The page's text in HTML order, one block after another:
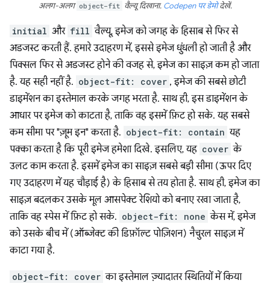
अलग-अलग object-fit वैल्यू दिखाना. Codepen पर डेमोदेखें.
initial और fill वैल्यू, इमेज को जगह के हिसाब से फिर से
अडजस्ट करती हैं. हमारे उदाहरण में, इससे इमेज धुंधली हो जाती है और
पिक्सल फिर से अडजस्ट होने की वजह से, इमेज का साइज़ कम हो जाता
है. यह सही नहीं है. object-fit: cover , इमेज की सबसे छोटी
डाइमेंशन का इस्तेमाल करके जगह भरता है. साथ ही, इस डाइमेंशन के
आधार पर इमेज को काटता है, ताकि वह इसमें फ़िट हो सके. यह सबसे
कम सीमा पर "ज़ूम इन" करता है. object-fit: contain यह
पक्का करता है कि पूरी इमेज हमेशा दिखे. इसलिए, यह cover के
उलट काम करता है. इसमें इमेज का साइज़ सबसे बड़ी सीमा (ऊपर दिए
गए उदाहरण में यह चौड़ाई है) के हिसाब से तय होता है. साथ ही, इमेज का
साइज़ बदलकर उसके मूल आसपेक्ट रेशियो को बनाए रखा जाता है,
ताकि वह स्पेस में फ़िट हो सके. object-fit: none केस में, इमेज
को उसके बीच में (ऑब्जेक्ट की डिफ़ॉल्ट पोज़िशन) नैचुरल साइज़ में
काटा गया है.
object-fit: cover का इस्तेमाल ज़्यादातर स्थितियों में किया